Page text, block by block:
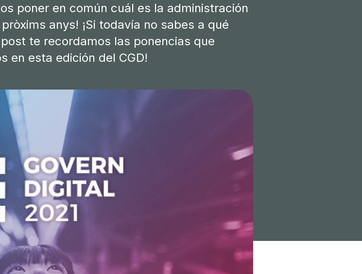
poner en común cuál es la administración
anys! ¡Si todavía no sabes a qué
te recordamos las ponencias que
en esta edición del CGD!